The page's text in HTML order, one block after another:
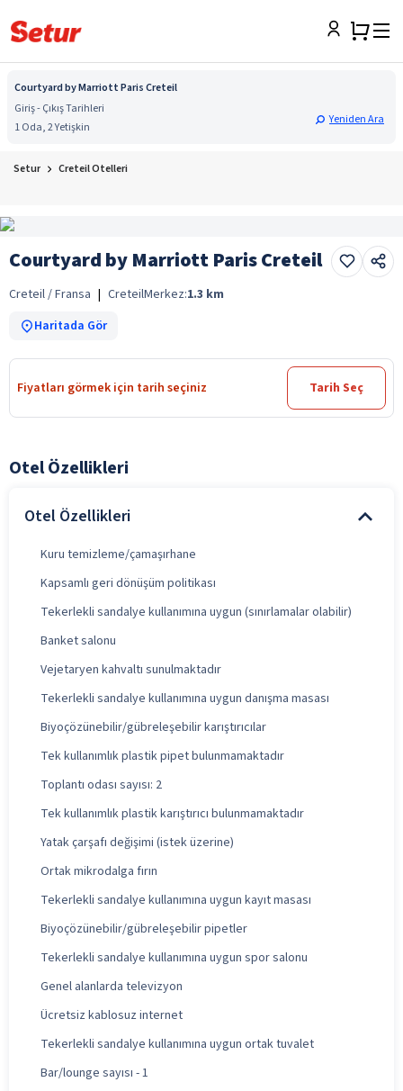
Courtyard by Marriott Paris Creteil
Giriş - Çıkış Tarihleri
1 Oda, 2 Yetişkin
Yeniden Ara
Setur Creteil Otelleri
Courtyard by Marriott Paris Creteil
Creteil / Fransa | CreteilMerkez:1.3 km
Haritada Gör
Fiyatları görmek için tarih seçiniz Tarih Seç
Otel Özellikleri
Otel Özellikleri
Kuru temizleme/çamaşırhane
Kapsamlı geri dönüşüm politikası
Tekerlekli sandalye kullanımına uygun (sınırlamalar olabilir)
Banket salonu
Vejetaryen kahvaltı sunulmaktadır
Tekerlekli sandalye kullanımına uygun danışma masası
Biyoçözünebilir/gübreleşebilir karıştırıcılar
Tek kullanımlık plastik pipet bulunmamaktadır
Toplantı odası sayısı: 2
Tek kullanımlık plastik karıştırıcı bulunmamaktadır
Yatak çarşafı değişimi (istek üzerine)
Ortak mikrodalga fırın
Tekerlekli sandalye kullanımına uygun kayıt masası
Biyoçözünebilir/gübreleşebilir pipetler
Tekerlekli sandalye kullanımına uygun spor salonu
Genel alanlarda televizyon
Ücretsiz kablosuz internet
Tekerlekli sandalye kullanımına uygun ortak tuvalet
Bar/lounge sayısı - 1